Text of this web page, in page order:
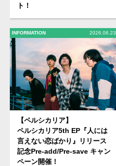
ト！
INFORMATION 2026.06.23
【ペルシカリア】
ペルシカリア5th EP『人には
言えない恋ばかり』リリース
記念Pre-add/Pre-save キャン
ペーン開催！